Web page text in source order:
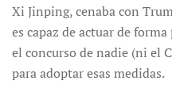
Xi Jinping, cenaba con
es capaz de actuar de
el concurso de nadie (ni el
para adoptar esas medidas.